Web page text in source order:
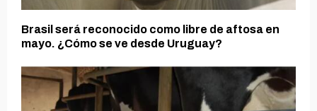
Brasil será reconocido como libre de aftosa en
mayo. ¿Cómo se ve desde Uruguay?